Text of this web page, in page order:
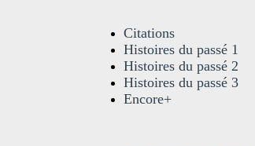
Citations
Histoires du passé 1
Histoires du passé 2
Histoires du passé 3
Encore+